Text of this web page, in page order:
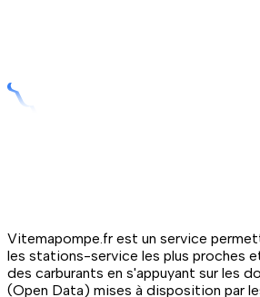
Vitemapompe.fr est un service
les stations-service les plus proches
des carburants en s'appuyant sur les
(Open Data) mises à disposition par